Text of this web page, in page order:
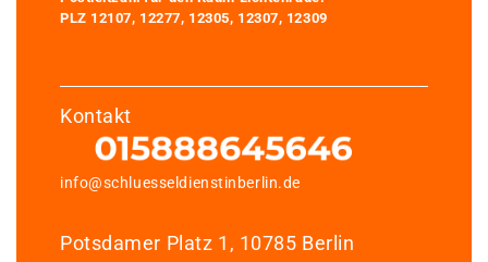
PLZ 12107, 12277, 12305, 12307, 12309
Kontakt
info@schluesseldienstinberlin.de
Potsdamer Platz 1, 10785 Berlin